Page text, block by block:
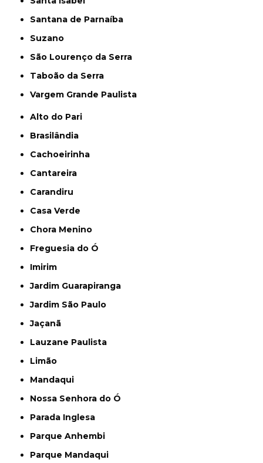
Santana de Parnaíba
Suzano
São Lourenço da Serra
Taboão da Serra
Vargem Grande Paulista
Alto do Pari
Brasilândia
Cachoeirinha
Cantareira
Carandiru
Casa Verde
Chora Menino
Freguesia do Ó
Imirim
Jardim Guarapiranga
Jardim São Paulo
Jaçanã
Lauzane Paulista
Limão
Mandaqui
Nossa Senhora do Ó
Parada Inglesa
Parque Anhembi
Parque Mandaqui